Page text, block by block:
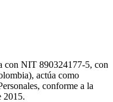
con NIT 890324177-5, con
actúa como
conforme a la
2015.